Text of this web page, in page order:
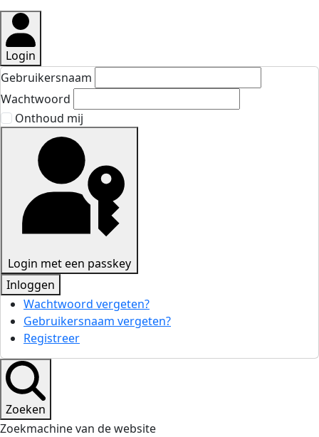
Login
Gebruikersnaam
Wachtwoord
Onthoud mij
Login met een passkey
Inloggen
Wachtwoord vergeten?
Gebruikersnaam vergeten?
Registreer
Zoeken
Zoekmachine van de website